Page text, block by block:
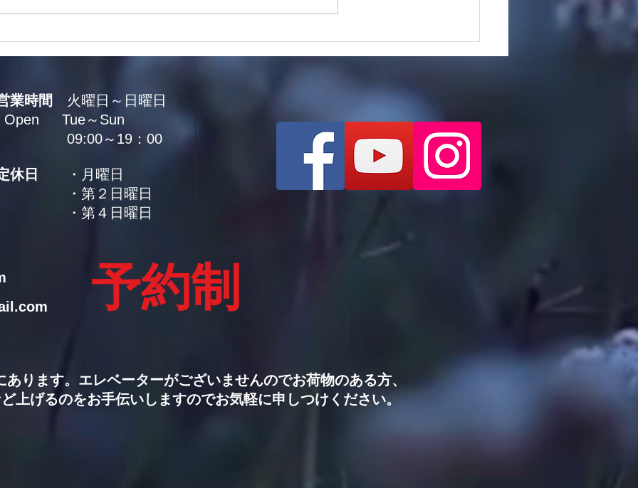
です」
業時間
火曜日～日曜日
Tue～Sun
～19：00
休日
・月曜日
第２日曜日
第４日曜日
予約制
ります。エレベーターがございませんのでお荷物のある方、
上げるのをお手伝いしますのでお気軽に申しつけください。